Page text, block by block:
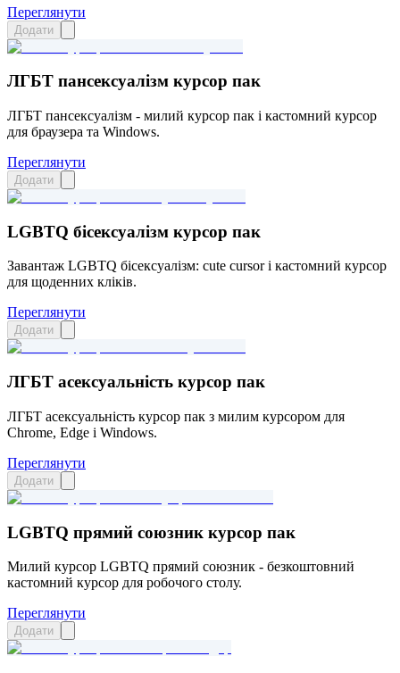
Переглянути
Додати
ЛГБТ пансексуалізм курсор пак
ЛГБТ пансексуалізм - милий курсор пак і кастомний курсор
для браузера та Windows.
Переглянути
Додати
LGBTQ бісексуалізм курсор пак
Завантаж LGBTQ бісексуалізм: cute cursor і кастомний курсор
для щоденних кліків.
Переглянути
Додати
ЛГБТ асексуальність курсор пак
ЛГБТ асексуальність курсор пак з милим курсором для
Chrome, Edge і Windows.
Переглянути
Додати
LGBTQ прямий союзник курсор пак
Милий курсор LGBTQ прямий союзник - безкоштовний
кастомний курсор для робочого столу.
Переглянути
Додати